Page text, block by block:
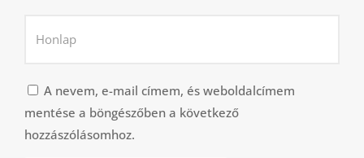
A nevem, e-mail címem, és weboldalcímem
mentése a böngészőben a következő
hozzászólásomhoz.